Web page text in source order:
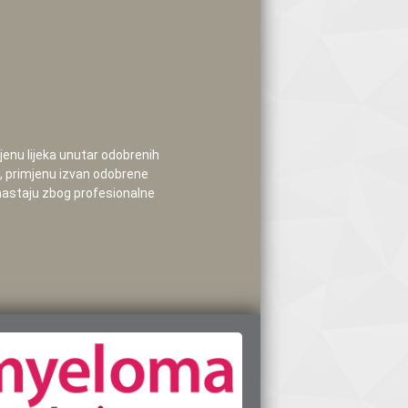
lijeka unutar odobrenih
izvan odobrene
zbog profesionalne